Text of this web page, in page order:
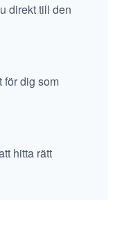
direkt till den
för dig som
hitta rätt